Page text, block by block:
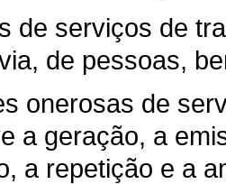
de serviços de
de pessoas,
onerosas de
a geração, a
a repetição e a